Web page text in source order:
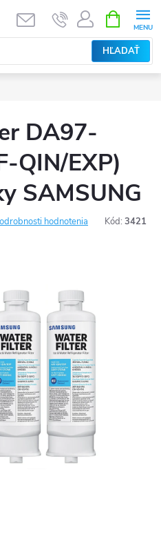
HĽADAŤ
KOŠÍK
DA97-
QIN/EXP)
SAMSUNG
hodnotenia Kód: 3421